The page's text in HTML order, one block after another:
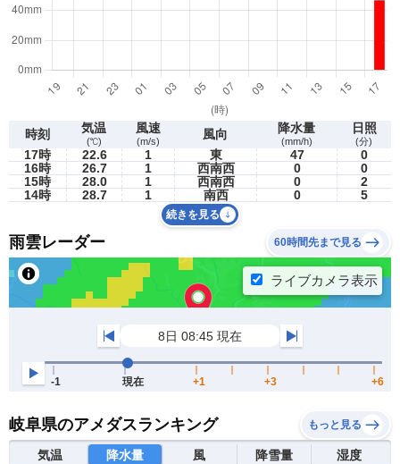
時刻 気温
(℃)
風速
(m/s) 風向 降水量
(mm/h)
日照
(分)
17時 22.6 1 東 47
0
16時
26.7 1 西南西 0
0
15時
28.0 1 西南西 0
2
14時
28.7 1 南西 0 5
続きを見る
雨雲レーダー 60時間先まで見る
岐阜県のアメダスランキング もっと見る
気温 降水量 風 降雪量 湿度